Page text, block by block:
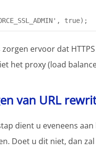
true);
zorgen ervoor dat
het proxy (load
van URL
dient u eveneens
Doet u dit niet, dan